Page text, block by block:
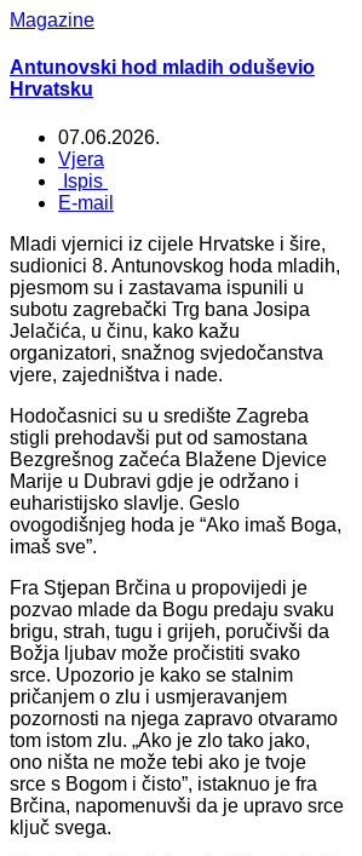
Magazine
Antunovski hod mladih oduševio
Hrvatsku
07.06.2026.
Vjera
Ispis
E-mail
Mladi vjernici iz cijele Hrvatske i šire,
sudionici 8. Antunovskog hoda mladih,
pjesmom su i zastavama ispunili u
subotu zagrebački Trg bana Josipa
Jelačića, u činu, kako kažu
organizatori, snažnog svjedočanstva
vjere, zajedništva i nade.
Hodočasnici su u središte Zagreba
stigli prehodavši put od samostana
Bezgrešnog začeća Blažene Djevice
Marije u Dubravi gdje je održano i
euharistijsko slavlje. Geslo
ovogodišnjeg hoda je “Ako imaš Boga,
imaš sve”.
Fra Stjepan Brčina u propovijedi je
pozvao mlade da Bogu predaju svaku
brigu, strah, tugu i grijeh, poručivši da
Božja ljubav može pročistiti svako
srce. Upozorio je kako se stalnim
pričanjem o zlu i usmjeravanjem
pozornosti na njega zapravo otvaramo
tom istom zlu. „Ako je zlo tako jako,
ono ništa ne može tebi ako je tvoje
srce s Bogom i čisto”, istaknuo je fra
Brčina, napomenuvši da je upravo srce
ključ svega.